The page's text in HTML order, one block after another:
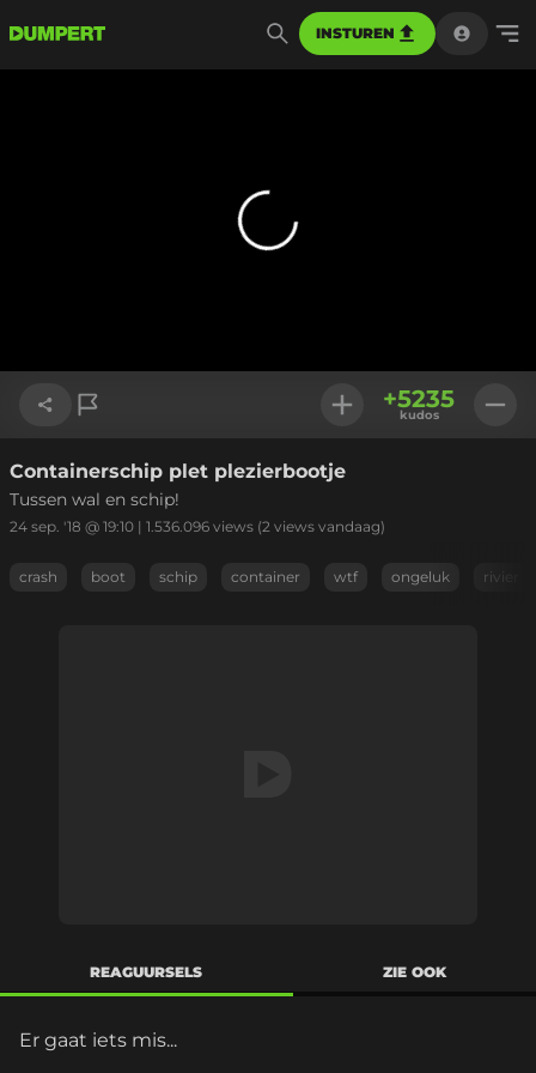
INSTUREN
Link kopiëren
+5235
kudos
Containerschip plet plezierbootje
Tussen wal en schip!
24 sep. '18 @ 19:10 | 1.536.096 views (2 views vandaag)
crash boot schip container wtf ongeluk rivier
REAGUURSELS ZIE OOK
Er gaat iets mis...